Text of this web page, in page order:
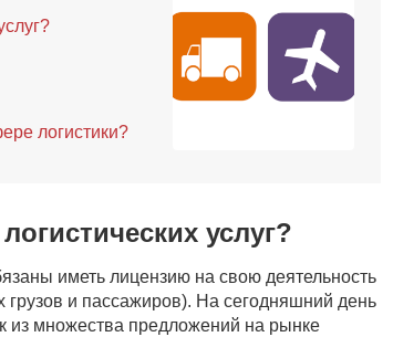
логистики?
услуг?
иметь лицензию на свою деятельность
и пассажиров). На сегодняшний день
из множества предложений на рынке